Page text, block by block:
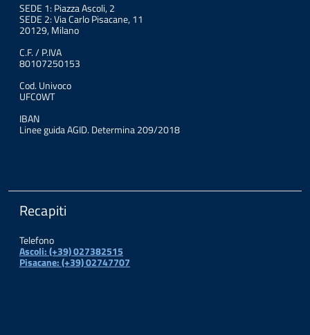
SEDE 1: Piazza Ascoli, 2
SEDE 2: Via Carlo Pisacane, 11
20129, Milano
C.F. / P.IVA
80107250153
Cod. Univoco
UFC0WT
IBAN
Linee guida AGID. Determina 209/2018
Recapiti
Telefono
Ascoli: (+39) 027382515
Pisacane: (+39) 02747707